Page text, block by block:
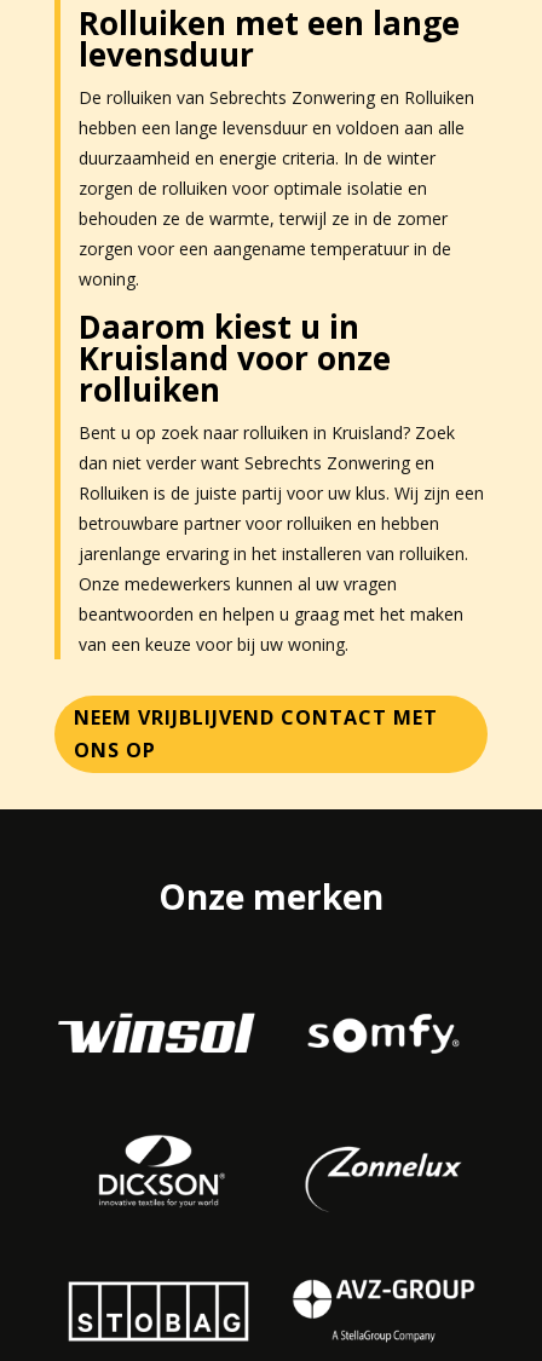
Rolluiken met een lange
levensduur
De rolluiken van Sebrechts Zonwering en Rolluiken
hebben een lange levensduur en voldoen aan alle
duurzaamheid en energie criteria. In de winter
zorgen de rolluiken voor optimale isolatie en
behouden ze de warmte, terwijl ze in de zomer
zorgen voor een aangename temperatuur in de
woning.
Daarom kiest u in
Kruisland voor onze
rolluiken
Bent u op zoek naar rolluiken in Kruisland? Zoek
dan niet verder want Sebrechts Zonwering en
Rolluiken is de juiste partij voor uw klus. Wij zijn een
betrouwbare partner voor rolluiken en hebben
jarenlange ervaring in het installeren van rolluiken.
Onze medewerkers kunnen al uw vragen
beantwoorden en helpen u graag met het maken
van een keuze voor bij uw woning.
NEEM VRIJBLIJVEND CONTACT MET
ONS OP
Onze merken